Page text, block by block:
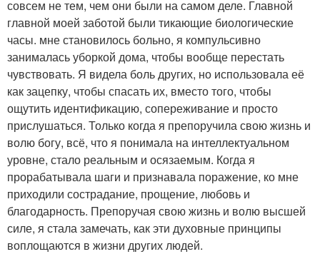
совсем не тем, чем они были на самом деле. Главной
главной моей заботой были тикающие биологические
часы. мне становилось больно, я компульсивно
занималась уборкой дома, чтобы вообще перестать
чувствовать. Я видела боль других, но использовала её
как зацепку, чтобы спасать их, вместо того, чтобы
ощутить идентификацию, сопереживание и просто
прислушаться. Только когда я препоручила свою жизнь и
волю богу, всё, что я понимала на интеллектуальном
уровне, стало реальным и осязаемым. Когда я
прорабатывала шаги и признавала поражение, ко мне
приходили сострадание, прощение, любовь и
благодарность. Препоручая свою жизнь и волю высшей
силе, я стала замечать, как эти духовные принципы
воплощаются в жизни других людей.